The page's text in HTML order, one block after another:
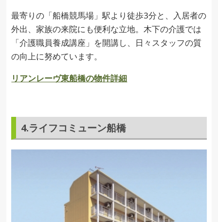
最寄りの「船橋競馬場」駅より徒歩3分と、入居者の
外出、家族の来院にも便利な立地。木下の介護では
「介護職員養成講座」を開講し、日々スタッフの質
の向上に努めています。
リアンレーヴ東船橋の物件詳細
4.ライフコミューン船橋